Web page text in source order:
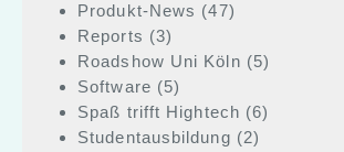
Produkt-News (47)
Reports (3)
Roadshow Uni Köln (5)
Software (5)
Spaß trifft Hightech (6)
Studentausbildung (2)